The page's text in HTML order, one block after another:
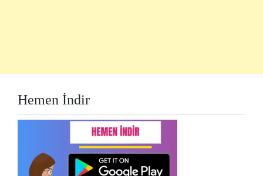
Hemen İndir